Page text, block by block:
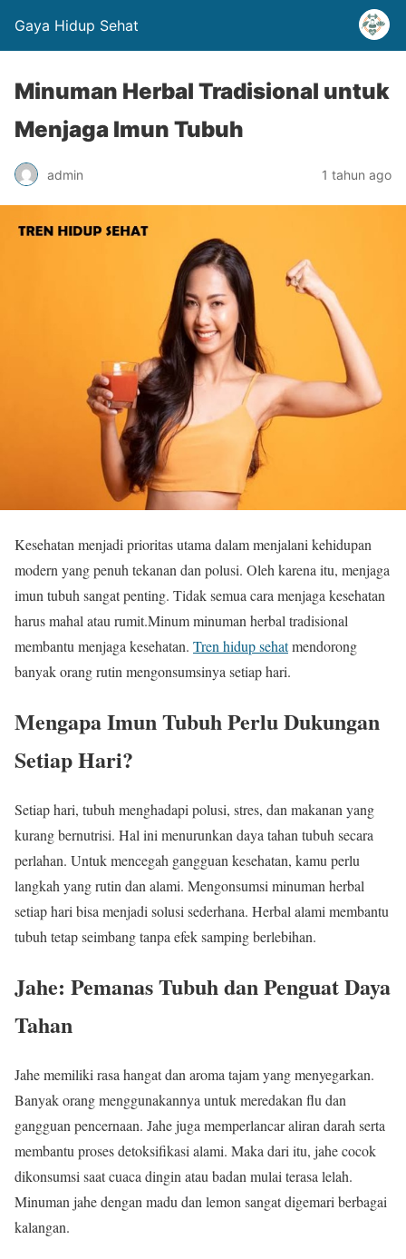
Gaya Hidup Sehat
Minuman Herbal Tradisional untuk
Menjaga Imun Tubuh
admin 1 tahun ago
Kesehatan menjadi prioritas utama dalam menjalani kehidupan
modern yang penuh tekanan dan polusi. Oleh karena itu, menjaga
imun tubuh sangat penting. Tidak semua cara menjaga kesehatan
harus mahal atau rumit.Minum minuman herbal tradisional
membantu menjaga kesehatan. Tren hidup sehatmendorong
banyak orang rutin mengonsumsinya setiap hari.
Mengapa Imun Tubuh Perlu Dukungan
Setiap Hari?
Setiap hari, tubuh menghadapi polusi, stres, dan makanan yang
kurang bernutrisi. Hal ini menurunkan daya tahan tubuh secara
perlahan. Untuk mencegah gangguan kesehatan, kamu perlu
langkah yang rutin dan alami. Mengonsumsi minuman herbal
setiap hari bisa menjadi solusi sederhana. Herbal alami membantu
tubuh tetap seimbang tanpa efek samping berlebihan.
Jahe: Pemanas Tubuh dan Penguat Daya
Tahan
Jahe memiliki rasa hangat dan aroma tajam yang menyegarkan.
Banyak orang menggunakannya untuk meredakan flu dan
gangguan pencernaan. Jahe juga memperlancar aliran darah serta
membantu proses detoksifikasi alami. Maka dari itu, jahe cocok
dikonsumsi saat cuaca dingin atau badan mulai terasa lelah.
Minuman jahe dengan madu dan lemon sangat digemari berbagai
kalangan.